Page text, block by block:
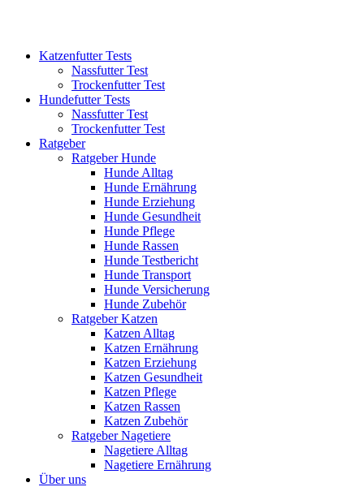
Katzenfutter Tests
Nassfutter Test
Trockenfutter Test
Hundefutter Tests
Nassfutter Test
Trockenfutter Test
Ratgeber
Ratgeber Hunde
Hunde Alltag
Hunde Ernährung
Hunde Erziehung
Hunde Gesundheit
Hunde Pflege
Hunde Rassen
Hunde Testbericht
Hunde Transport
Hunde Versicherung
Hunde Zubehör
Ratgeber Katzen
Katzen Alltag
Katzen Ernährung
Katzen Erziehung
Katzen Gesundheit
Katzen Pflege
Katzen Rassen
Katzen Zubehör
Ratgeber Nagetiere
Nagetiere Alltag
Nagetiere Ernährung
Über uns